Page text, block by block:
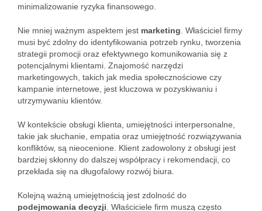
minimalizowanie ryzyka finansowego.
Nie mniej ważnym aspektem jest marketing . Właściciel firmy
musi być zdolny do identyfikowania potrzeb rynku, tworzenia
strategii promocji oraz efektywnego komunikowania się z
potencjalnymi klientami. Znajomość narzędzi
marketingowych, takich jak media społecznościowe czy
kampanie internetowe, jest kluczowa w pozyskiwaniu i
utrzymywaniu klientów.
W kontekście obsługi klienta, umiejętności interpersonalne,
takie jak słuchanie, empatia oraz umiejętność rozwiązywania
konfliktów, są nieocenione. Klient zadowolony z obsługi jest
bardziej skłonny do dalszej współpracy i rekomendacji, co
przekłada się na długofalowy rozwój biura.
Kolejną ważną umiejętnością jest zdolność do
podejmowania decyzji . Właściciele firm muszą często